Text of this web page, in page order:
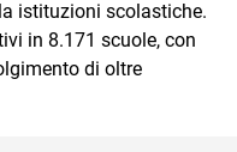
istituzioni scolastiche.
in 8.171 scuole, con
di oltre